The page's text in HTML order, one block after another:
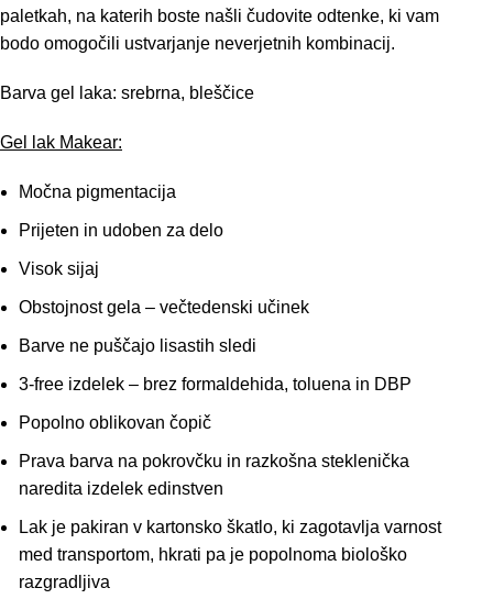
paletkah, na katerih boste našli čudovite odtenke, ki vam
bodo omogočili ustvarjanje neverjetnih kombinacij.
Barva gel laka: srebrna, bleščice
Gel lak Makear:
Močna pigmentacija
Prijeten in udoben za delo
Visok sijaj
Obstojnost gela – večtedenski učinek
Barve ne puščajo lisastih sledi
3-free izdelek – brez formaldehida, toluena in DBP
Popolno oblikovan čopič
Prava barva na pokrovčku in razkošna steklenička
naredita izdelek edinstven
Lak je pakiran v kartonsko škatlo, ki zagotavlja varnost
med transportom, hkrati pa je popolnoma biološko
razgradljiva